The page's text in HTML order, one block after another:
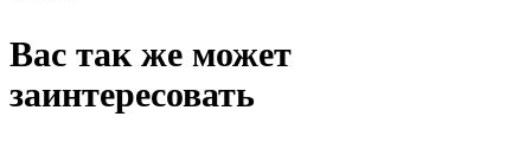
Вас так же может
заинтересовать